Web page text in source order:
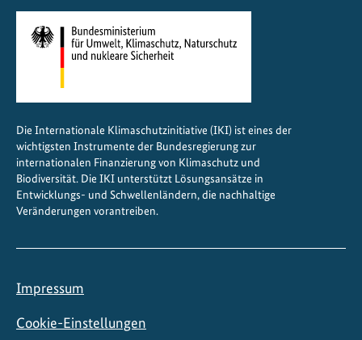
Die Internationale Klimaschutzinitiative (IKI) ist eines der
wichtigsten Instrumente der Bundesregierung zur
internationalen Finanzierung von Klimaschutz und
Biodiversität. Die IKI unterstützt Lösungsansätze in
Entwicklungs- und Schwellenländern, die nachhaltige
Veränderungen vorantreiben.
Impressum
Cookie-Einstellungen